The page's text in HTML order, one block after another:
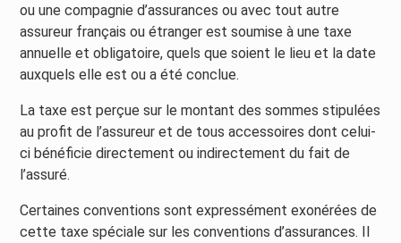
ou une compagnie d’assurances ou avec tout autre
assureur français ou étranger est soumise à une taxe
annuelle et obligatoire, quels que soient le lieu et la date
auxquels elle est ou a été conclue.
La taxe est perçue sur le montant des sommes stipulées
au profit de l’assureur et de tous accessoires dont celui-
ci bénéficie directement ou indirectement du fait de
l’assuré.
Certaines conventions sont expressément exonérées de
cette taxe spéciale sur les conventions d’assurances. Il